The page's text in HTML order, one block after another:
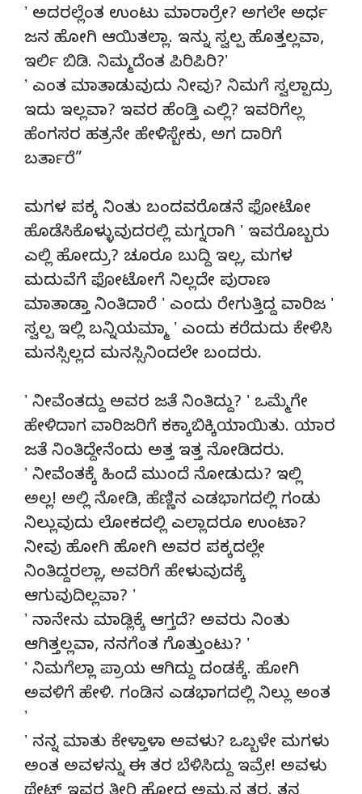
ʼ ಅದರಲ್ಲೆಂತ ಉಂಟು ಮಾರಾರ್ರೇ? ಅಗಲೇ ಅರ್ಧ
ಜನ ಹೋಗಿ ಆಯಿತಲ್ಲಾ. ಇನ್ನು ಸ್ವಲ್ಪ ಹೊತ್ತಲ್ಲವಾ,
ಇರ್ಲಿ ಬಿಡಿ. ನಿಮ್ಮದೆಂತ ಪಿರಿಪಿರಿ?ʼ
ʼ ಎಂತ ಮಾತಾಡುವುದು ನೀವು? ನಿಮಗೆ ಸ್ವಲ್ಪಾದ್ರು
ಇದು ಇಲ್ಲವಾ? ಇವರ ಹೆಂಡ್ತಿ ಎಲ್ಲಿ? ಇವರಿಗೆಲ್ಲ
ಹೆಂಗಸರ ಹತ್ರನೇ ಹೇಳಿಸ್ಬೇಕು, ಅಗ ದಾರಿಗೆ
ಬರ್ತಾರೆ”
ಮಗಳ ಪಕ್ಕ ನಿಂತು ಬಂದವರೊಡನೆ ಫೋಟೋ
ಹೊಡೆಸಿಕೊಳ್ಳುವುದರಲ್ಲಿ ಮಗ್ನರಾಗಿ ʼ ಇವರೊಬ್ಬರು
ಎಲ್ಲಿ ಹೋದ್ರು? ಚೂರೂ ಬುದ್ದಿ ಇಲ್ಲ, ಮಗಳ
ಮದುವೆಗೆ ಫೋಟೋಗೆ ನಿಲ್ಲದೇ ಪುರಾಣ
ಮಾತಾಡ್ತಾ ನಿಂತಿದಾರೆ ʼ ಎಂದು ರೇಗುತ್ತಿದ್ದ ವಾರಿಜ ʼ
ಸ್ವಲ್ಪ ಇಲ್ಲಿ ಬನ್ನಿಯಮ್ಮಾ ʼ ಎಂದು ಕರೆದುದು ಕೇಳಿಸಿ
ಮನಸ್ಸಿಲ್ಲದ ಮನಸ್ಸಿನಿಂದಲೇ ಬಂದರು.
ʼ ನೀವೆಂತದ್ದು ಅವರ ಜತೆ ನಿಂತಿದ್ದು? ʼ ಒಮ್ಮೆಗೇ
ಹೇಳಿದಾಗ ವಾರಿಜರಿಗೆ ಕಕ್ಕಾಬಿಕ್ಕಿಯಾಯಿತು. ಯಾರ
ಜತೆ ನಿಂತಿದ್ದೇನೆಂದು ಅತ್ತ ಇತ್ತ ನೋಡಿದರು.
ʼ ನೀವೆಂತಕ್ಕೆ ಹಿಂದೆ ಮುಂದೆ ನೋಡುದು? ಇಲ್ಲಿ
ಅಲ್ಲ! ಅಲ್ಲಿ ನೋಡಿ, ಹೆಣ್ಣಿನ ಎಡಭಾಗದಲ್ಲಿ ಗಂಡು
ನಿಲ್ಲುವುದು ಲೋಕದಲ್ಲಿ ಎಲ್ಲಾದರೂ ಉಂಟಾ?
ನೀವು ಹೋಗಿ ಹೋಗಿ ಅವರ ಪಕ್ಕದಲ್ಲೇ
ನಿಂತಿದ್ದರಲ್ಲಾ, ಅವರಿಗೆ ಹೇಳುವುದಕ್ಕೆ
ಆಗುವುದಿಲ್ಲವಾ? ʼ
ʼ ನಾನೇನು ಮಾಡ್ಲಿಕ್ಕೆ ಆಗ್ತದೆ? ಅವರು ನಿಂತು
ಆಗಿತ್ತಲ್ಲವಾ, ನನಗೆಂತ ಗೊತ್ತುಂಟು? ʼ
ʼ ನಿಮಗೆಲ್ಲಾ ಪ್ರಾಯ ಆಗಿದ್ದು ದಂಡಕ್ಕೆ. ಹೋಗಿ
ಅವಳಿಗೆ ಹೇಳಿ. ಗಂಡಿನ ಎಡಭಾಗದಲ್ಲಿ ನಿಲ್ಲು ಅಂತ
ʼ
ʼ ನನ್ನ ಮಾತು ಕೇಳ್ತಾಳಾ ಅವಳು? ಒಬ್ಬಳೇ ಮಗಳು
ಅಂತ ಅವಳನ್ನು ಈ ತರ ಬೆಳಿಸಿದ್ದು ಇವ್ರೇ! ಅವಳು